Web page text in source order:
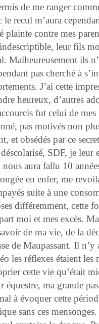
de me ranger
recul m’aura
plainte contre mes
leur fils
Malheureusement ils
pas cherché à
J’ai cette
heureux, d’autres
fut celui de
pas motivés non
et obsédés par ce
SDF, je
aura fallu 10
en enfer, me
suite à une
différemment, cette
moi et mes excès.
de ma vie, de la
de Maupassant. Il n’y
les réflexes étaient les
cette vie qu’était
équestre, ma grande
à évoquer cette
sans ces